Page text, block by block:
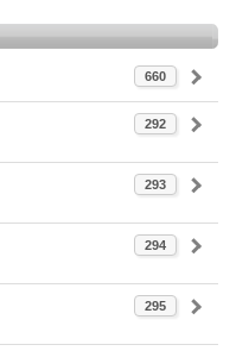
660
292
293
294
295